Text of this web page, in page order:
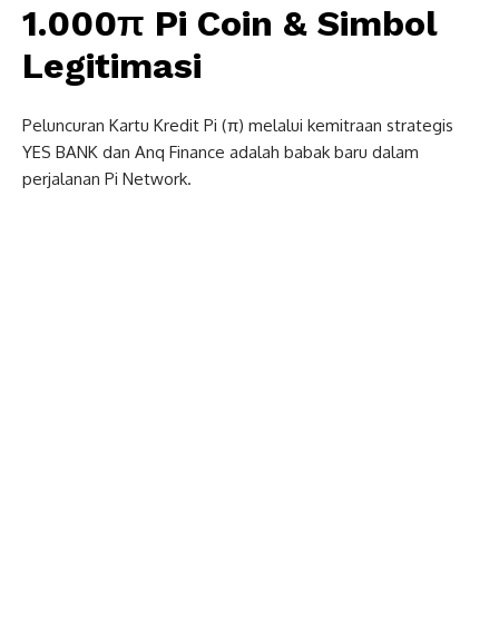
1.000π Pi Coin & Simbol
Legitimasi
Peluncuran Kartu Kredit Pi (π) melalui kemitraan strategis
YES BANK dan Anq Finance adalah babak baru dalam
perjalanan Pi Network.